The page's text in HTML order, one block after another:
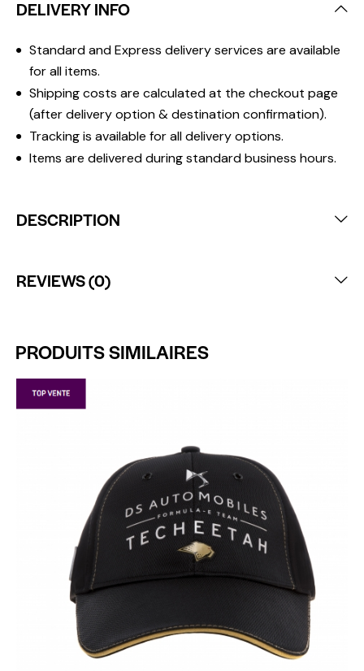
DELIVERY INFO
Standard and Express delivery services are available
for all items.
Shipping costs are calculated at the checkout page
(after delivery option & destination confirmation).
Tracking is available for all delivery options.
Items are delivered during standard business hours.
DESCRIPTION
REVIEWS (0)
PRODUITS SIMILAIRES